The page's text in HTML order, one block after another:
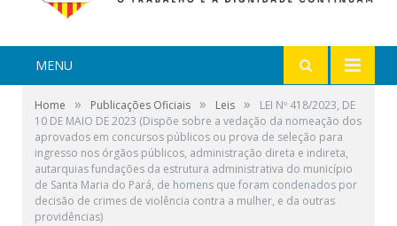
MENU
Home » Publicações Oficiais » Leis »
LEI Nº 418/2023, DE
10 DE MAIO DE 2023 (Dispõe sobre a vedação da nomeação dos
aprovados em concursos públicos ou prova de seleção para
ingresso nos órgãos públicos, administração direta e indireta,
autarquias fundações da estrutura administrativa do município
de Santa Maria do Pará, de homens que foram condenados por
decisão de crimes de violência contra a mulher, e da outras
providências)